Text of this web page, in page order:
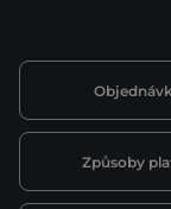
Způsoby